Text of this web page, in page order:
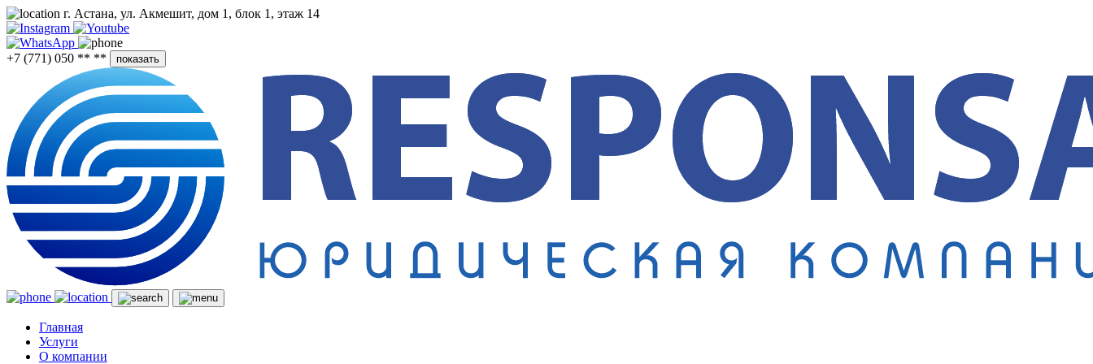
г. Астана, ул. Акмешит, дом 1, блок 1, этаж 14
+7 (771) 050 ** ** показать
Главная
Услуги
О компании